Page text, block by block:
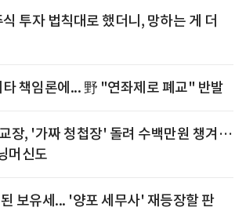
투자 법칙대로 했더니, 망하는 게 더
책임론에... 野 "연좌제로 폐교" 반발
장, '가짜 청첩장' 돌려 수백만원 챙겨…
머신도
보유세... '양포 세무사' 재등장할 판